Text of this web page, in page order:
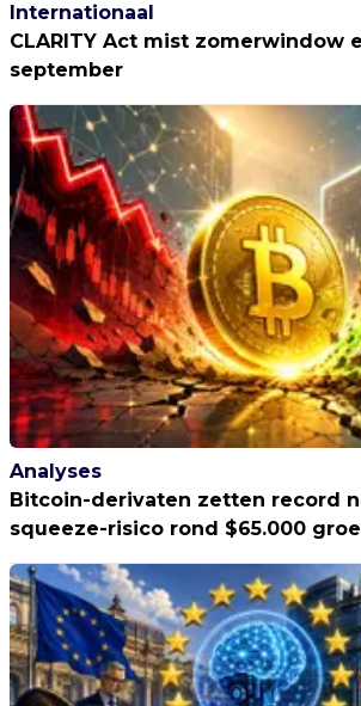
Internationaal
CLARITY Act mist zomerwindow
september
Analyses
Bitcoin-derivaten zetten record
squeeze-risico rond $65.000